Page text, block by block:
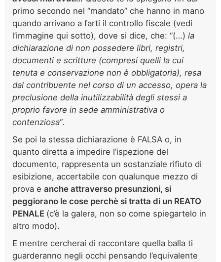
primo secondo nel “mandato” che hanno in mano
quando arrivano a farti il controllo fiscale (vedi
l’immagine qui sotto), dove si dice, che: “(…) la
dichiarazione di non possedere libri, registri,
documenti e scritture (compresi quelli la cui
tenuta e conservazione non è obbligatoria), resa
dal contribuente nel corso di un accesso, opera la
preclusione della inutilizzabilità degli stessi a
proprio favore in sede amministrativa o
contenziosa“.
Se poi la stessa dichiarazione è FALSA o, in
quanto diretta a impedire l’ispezione del
documento, rappresenta un sostanziale rifiuto di
esibizione, accertabile con qualunque mezzo di
prova e anche attraverso presunzioni, si
peggiorano le cose perchè si tratta di un REATO
PENALE (c’è la galera, non so come spiegartelo in
altro modo).
E mentre cercherai di raccontare quella balla ti
guarderanno negli occhi pensando l’equivalente